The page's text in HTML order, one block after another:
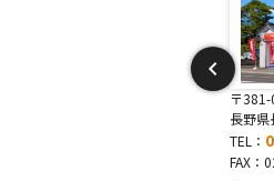
〒
長野
TEL：
FAX：